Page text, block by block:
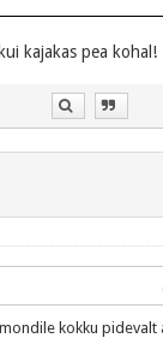
kajakas pea kohal!
kokku pidevalt